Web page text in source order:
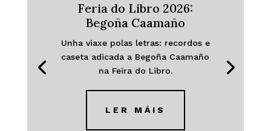
Feria do Libro 2026:
Begoña Caamaño
Unha viaxe polas letras: recordos e
caseta adicada a Begoña Caamaño
na Feira do Libro.
LER MÁIS